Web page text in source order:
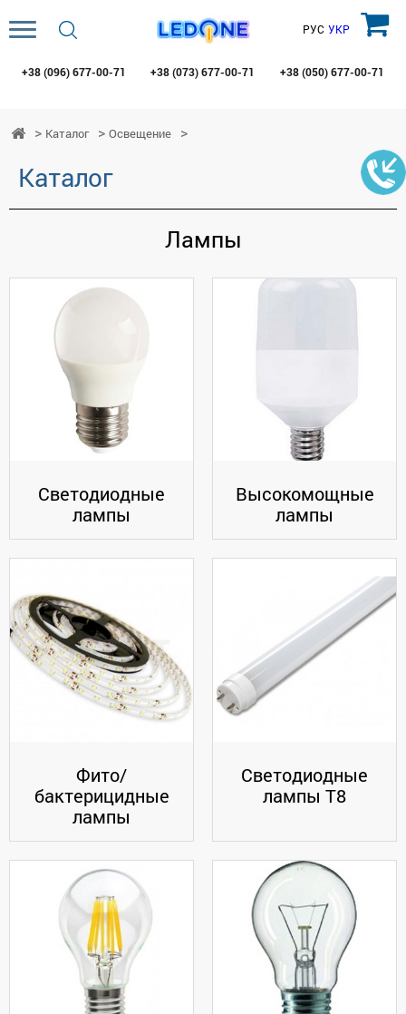
+38 (096) 677-00-71 +38 (073)677-00-71 +38 (050)677-00-71
РУС УКР
Каталог Освещение
Каталог
Лампы
Светодиодные
лампы
Высокомощные
лампы
Фито/
бактерицидные
лампы
Светодиодные
лампы Т8